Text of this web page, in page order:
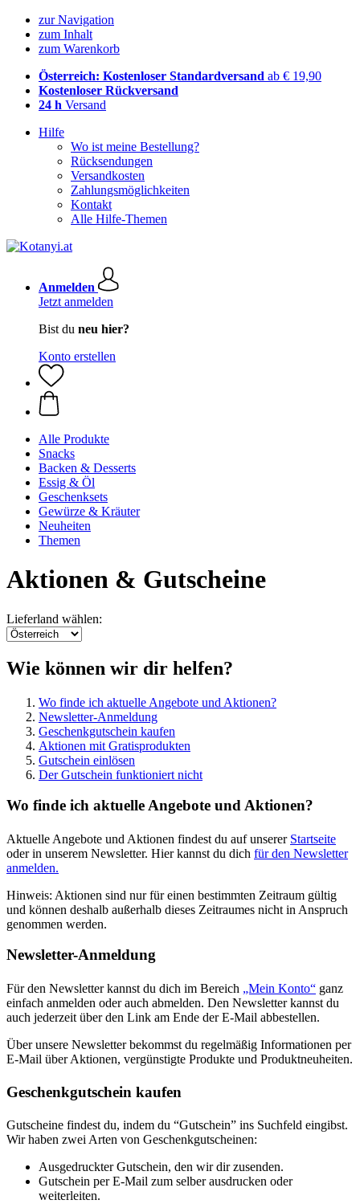
zur Navigation
zum Inhalt
zum Warenkorb
Österreich: Kostenloser Standardversand ab € 19,90
Kostenloser Rückversand
24 h Versand
Hilfe
Wo ist meine Bestellung?
Rücksendungen
Versandkosten
Zahlungsmöglichkeiten
Kontakt
Alle Hilfe-Themen
Anmelden
Jetzt anmelden
Bist du neu hier?
Konto erstellen
Alle Produkte
Snacks
Backen & Desserts
Essig & Öl
Geschenksets
Gewürze & Kräuter
Neuheiten
Themen
Aktionen & Gutscheine
Lieferland wählen:
Wie können wir dir helfen?
Wo finde ich aktuelle Angebote und Aktionen?
Newsletter-Anmeldung
Geschenkgutschein kaufen
Aktionen mit Gratisprodukten
Gutschein einlösen
Der Gutschein funktioniert nicht
Wo finde ich aktuelle Angebote und Aktionen?
Aktuelle Angebote und Aktionen findest du auf unserer Startseite
oder in unserem Newsletter. Hier kannst du dich für den Newsletter
anmelden.
Hinweis: Aktionen sind nur für einen bestimmten Zeitraum gültig
und können deshalb außerhalb dieses Zeitraumes nicht in Anspruch
genommen werden.
Newsletter-Anmeldung
Für den Newsletter kannst du dich im Bereich „Mein Konto“ ganz
einfach anmelden oder auch abmelden. Den Newsletter kannst du
auch jederzeit über den Link am Ende der E-Mail abbestellen.
Über unsere Newsletter bekommst du regelmäßig Informationen per
E-Mail über Aktionen, vergünstigte Produkte und Produktneuheiten.
Geschenkgutschein kaufen
Gutscheine findest du, indem du “Gutschein” ins Suchfeld eingibst.
Wir haben zwei Arten von Geschenkgutscheinen:
Ausgedruckter Gutschein, den wir dir zusenden.
Gutschein per E-Mail zum selber ausdrucken oder
weiterleiten.